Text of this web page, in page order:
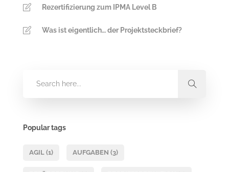
Rezertifizierung zum IPMA Level B
Was ist eigentlich… der Projektsteckbrief?
Popular tags
AGIL (1) AUFGABEN (3)